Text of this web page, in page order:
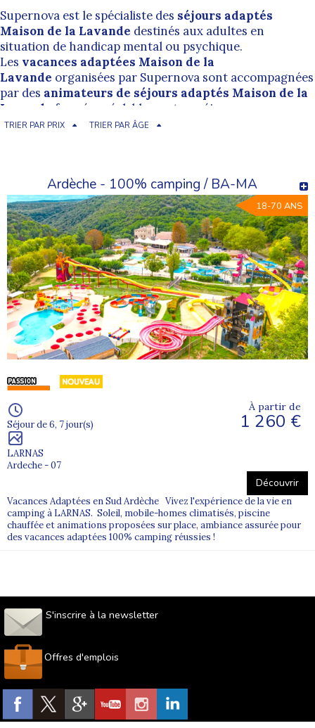
Supernova est le spécialiste des séjours adaptés
Maison de la Lavande destinés aux adultes en
situation de handicap mental ou psychique.
Les vacances adaptées Maison de la
Lavande organisées par Supernova sont accompagnées
par des animateurs de séjours adaptés Maison de la
Lavande
formés préalablement au séjour par une
équipe de professionnelle. L'encadrement proposé par
Cherchez un séjour adapté Maison de la
Lavande
TRIER PAR PRIX TRIER PAR ÂGE
Ardèche - 100% camping / BA-MA
18-70 ANS
Séjour de 6, 7 jour(s)
LARNAS
Ardeche - 07
À partir de
1 260 €
Découvrir
Vacances Adaptées en Sud Ardèche Vivez l'expérience de la vie en
camping à LARNAS. Soleil, mobile-homes climatisés, piscine
chauffée et animations proposées sur place, ambiance assurée pour
des vacances adaptées 100% camping réussies !
S'inscrire à la newsletter
Offres d'emplois